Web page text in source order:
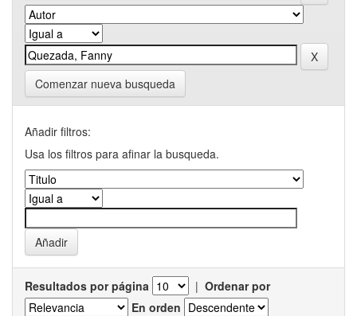
Comenzar nueva busqueda
Añadir filtros:
Usa los filtros para afinar la busqueda.
Resultados por página | Ordenar por
En orden